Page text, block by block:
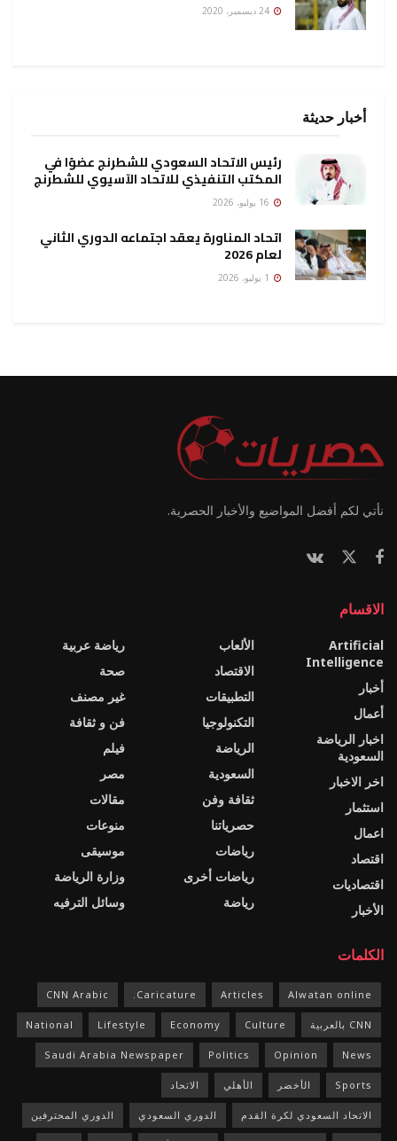
أخبار حديثة
رئيس الاتحاد السعودي للشطرنج عضوًا في
المكتب التنفيذي للاتحاد الآسيوي للشطرنج
اتحاد المناورة يعقد اجتماعه الدوري الثاني
لعام 2026
نأتي لكم أفضل المواضيع والأخبار الحصرية.
الاقسام
Artificial
Intelligence
أخبار
أعمال
اخبار الرياضة
السعودية
اخر الاخبار
استثمار
اعمال
اقتصاد
اقتصاديات
الأخبار
الألعاب
الاقتصاد
التطبيقات
التكنولوجيا
الرياضة
السعودية
ثقافة وفن
حصرياتنا
رياضات
رياضات أخرى
رياضة
رياضة عربية
صحة
غير مصنف
فن و ثقافة
فيلم
مصر
مقالات
منوعات
موسيقى
وزارة الرياضة
وسائل الترفيه
الكلمات
Alwatan online
Articles
Caricature.
CNN Arabic
CNN بالعربية Culture
Economy
Lifestyle
National
News
Opinion
Politics
Saudi Arabia Newspaper
Sports الأخضر الأهلي الاتحاد
الاتحاد السعودي لكرة القدم الدوري السعودي الدوري المحترفين